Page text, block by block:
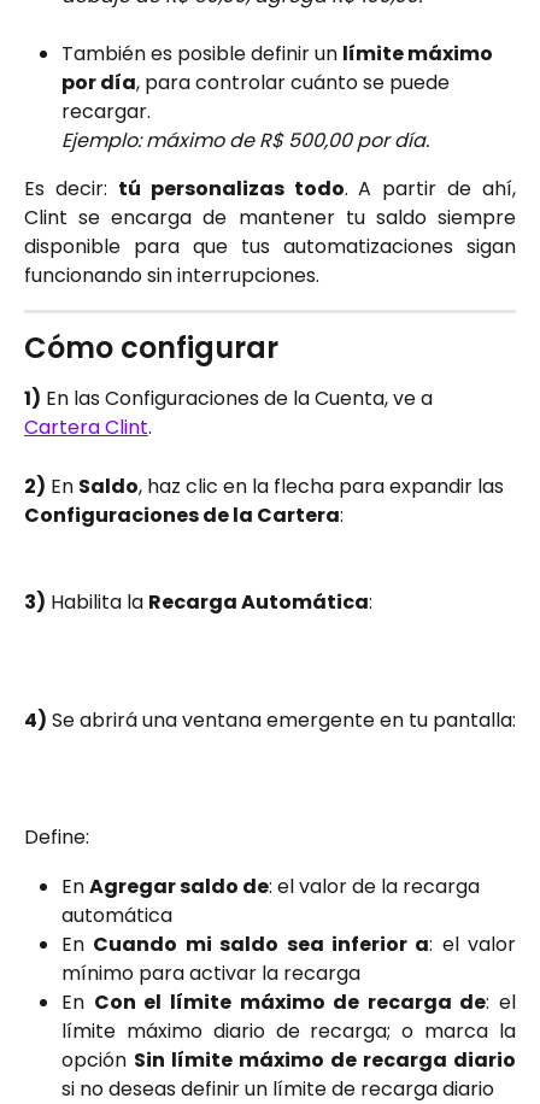
También es posible definir un límite máximo
por día, para controlar cuánto se puede
recargar.
Ejemplo: máximo de R$ 500,00 por día.
Es decir: tú personalizas todo. A partir de ahí,
Clint se encarga de mantener tu saldo siempre
disponible para que tus automatizaciones sigan
funcionando sin interrupciones.
Cómo configurar
1) En las Configuraciones de la Cuenta, ve a
Cartera Clint.
2) En Saldo, haz clic en la flecha para expandir las
Configuraciones de la Cartera:
3) Habilita la Recarga Automática:
4) Se abrirá una ventana emergente en tu pantalla:
Define:
En Agregar saldo de: el valor de la recarga
automática
En Cuando mi saldo sea inferior a: el valor
mínimo para activar la recarga
En Con el límite máximo de recarga de: el
límite máximo diario de recarga; o marca la
opción Sin límite máximo de recarga diario
si no deseas definir un límite de recarga diario